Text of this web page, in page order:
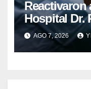
Reactivaron
Hospital Dr.
Guárico
AGO 7, 2026